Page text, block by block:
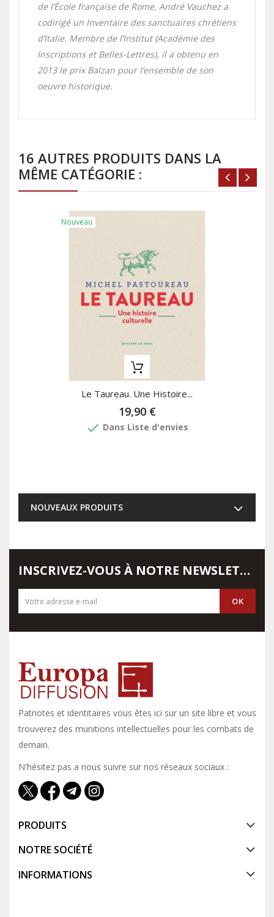
de l’École française de Rome, André Vauchez a
codirigé un Inventaire des sanctuaires chrétiens
d’Italie. Membre de l’Institut (Académie des
Inscriptions et Belles-Lettres), il a obtenu en
2013 le prix Balzan pour l’ensemble de son
oeuvre historique.
16 AUTRES PRODUITS DANS LA
MÊME CATÉGORIE :
Nouveau
Le Taureau. Une Histoire...
19,90 €
done Dans Liste d'envies
NOUVEAUX PRODUITS
INSCRIVEZ-VOUS À NOTRE NEWSLETTER
Patriotes et identitaires vous êtes ici sur un site libre et vous y
trouverez des munitions intellectuelles pour les combats de
demain.
N'hésitez pas a nous suivre sur nos réseaux sociaux :
PRODUITS
NOTRE SOCIÉTÉ
INFORMATIONS